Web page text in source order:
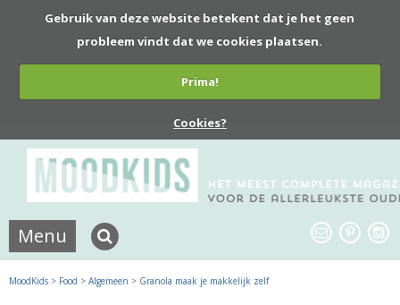
Gebruik van deze website betekent dat je het geen
probleem vindt dat we cookies plaatsen.
Prima!
Cookies?
Menu
MoodKids > Food > Algemeen > Granola maak je makkelijk zelf